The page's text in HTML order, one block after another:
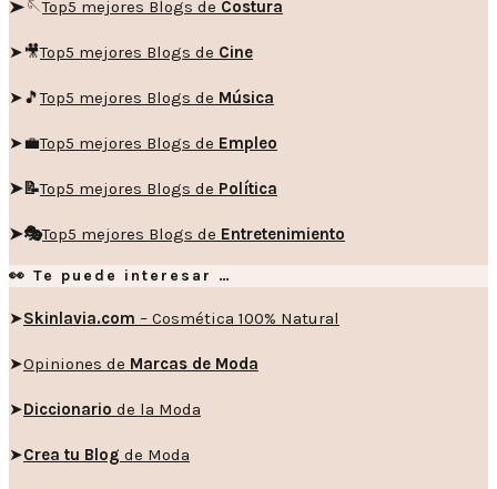
➤🪡Top5 mejores Blogs de Costura
➤🎥Top5 mejores Blogs de Cine
➤🎵Top5 mejores Blogs de Música
➤💼Top5 mejores Blogs de Empleo
➤📝Top5 mejores Blogs de Política
➤🎭Top5 mejores Blogs de Entretenimiento
👀 Te puede interesar …
➤Skinlavia.com – Cosmética 100% Natural
➤Opiniones de Marcas de Moda
➤Diccionario de la Moda
➤Crea tu Blog de Moda